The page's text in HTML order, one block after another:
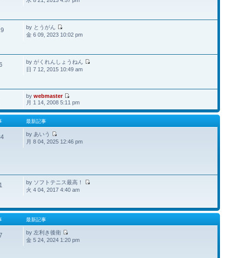
by とうがん
金 6 09, 2023 10:02 pm
by がくれんしょうねん
日 7 12, 2015 10:49 am
bywebmaster
月 1 14, 2008 5:11 pm
最新記事
by あいう
月 8 04, 2025 12:46 pm
by ソフトテニス最高！
火 4 04, 2017 4:40 am
最新記事
by 左利き後衛
金 5 24, 2024 1:20 pm